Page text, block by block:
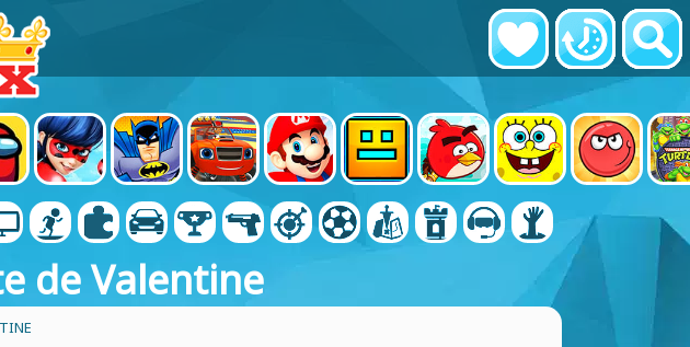
de Valentine